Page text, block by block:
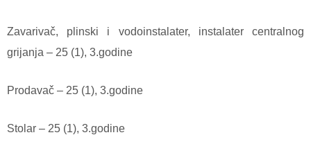
Zavarivač, plinski i vodoinstalater, instalater centralnog
grijanja – 25 (1), 3.godine
Prodavač – 25 (1), 3.godine
Stolar – 25 (1), 3.godine